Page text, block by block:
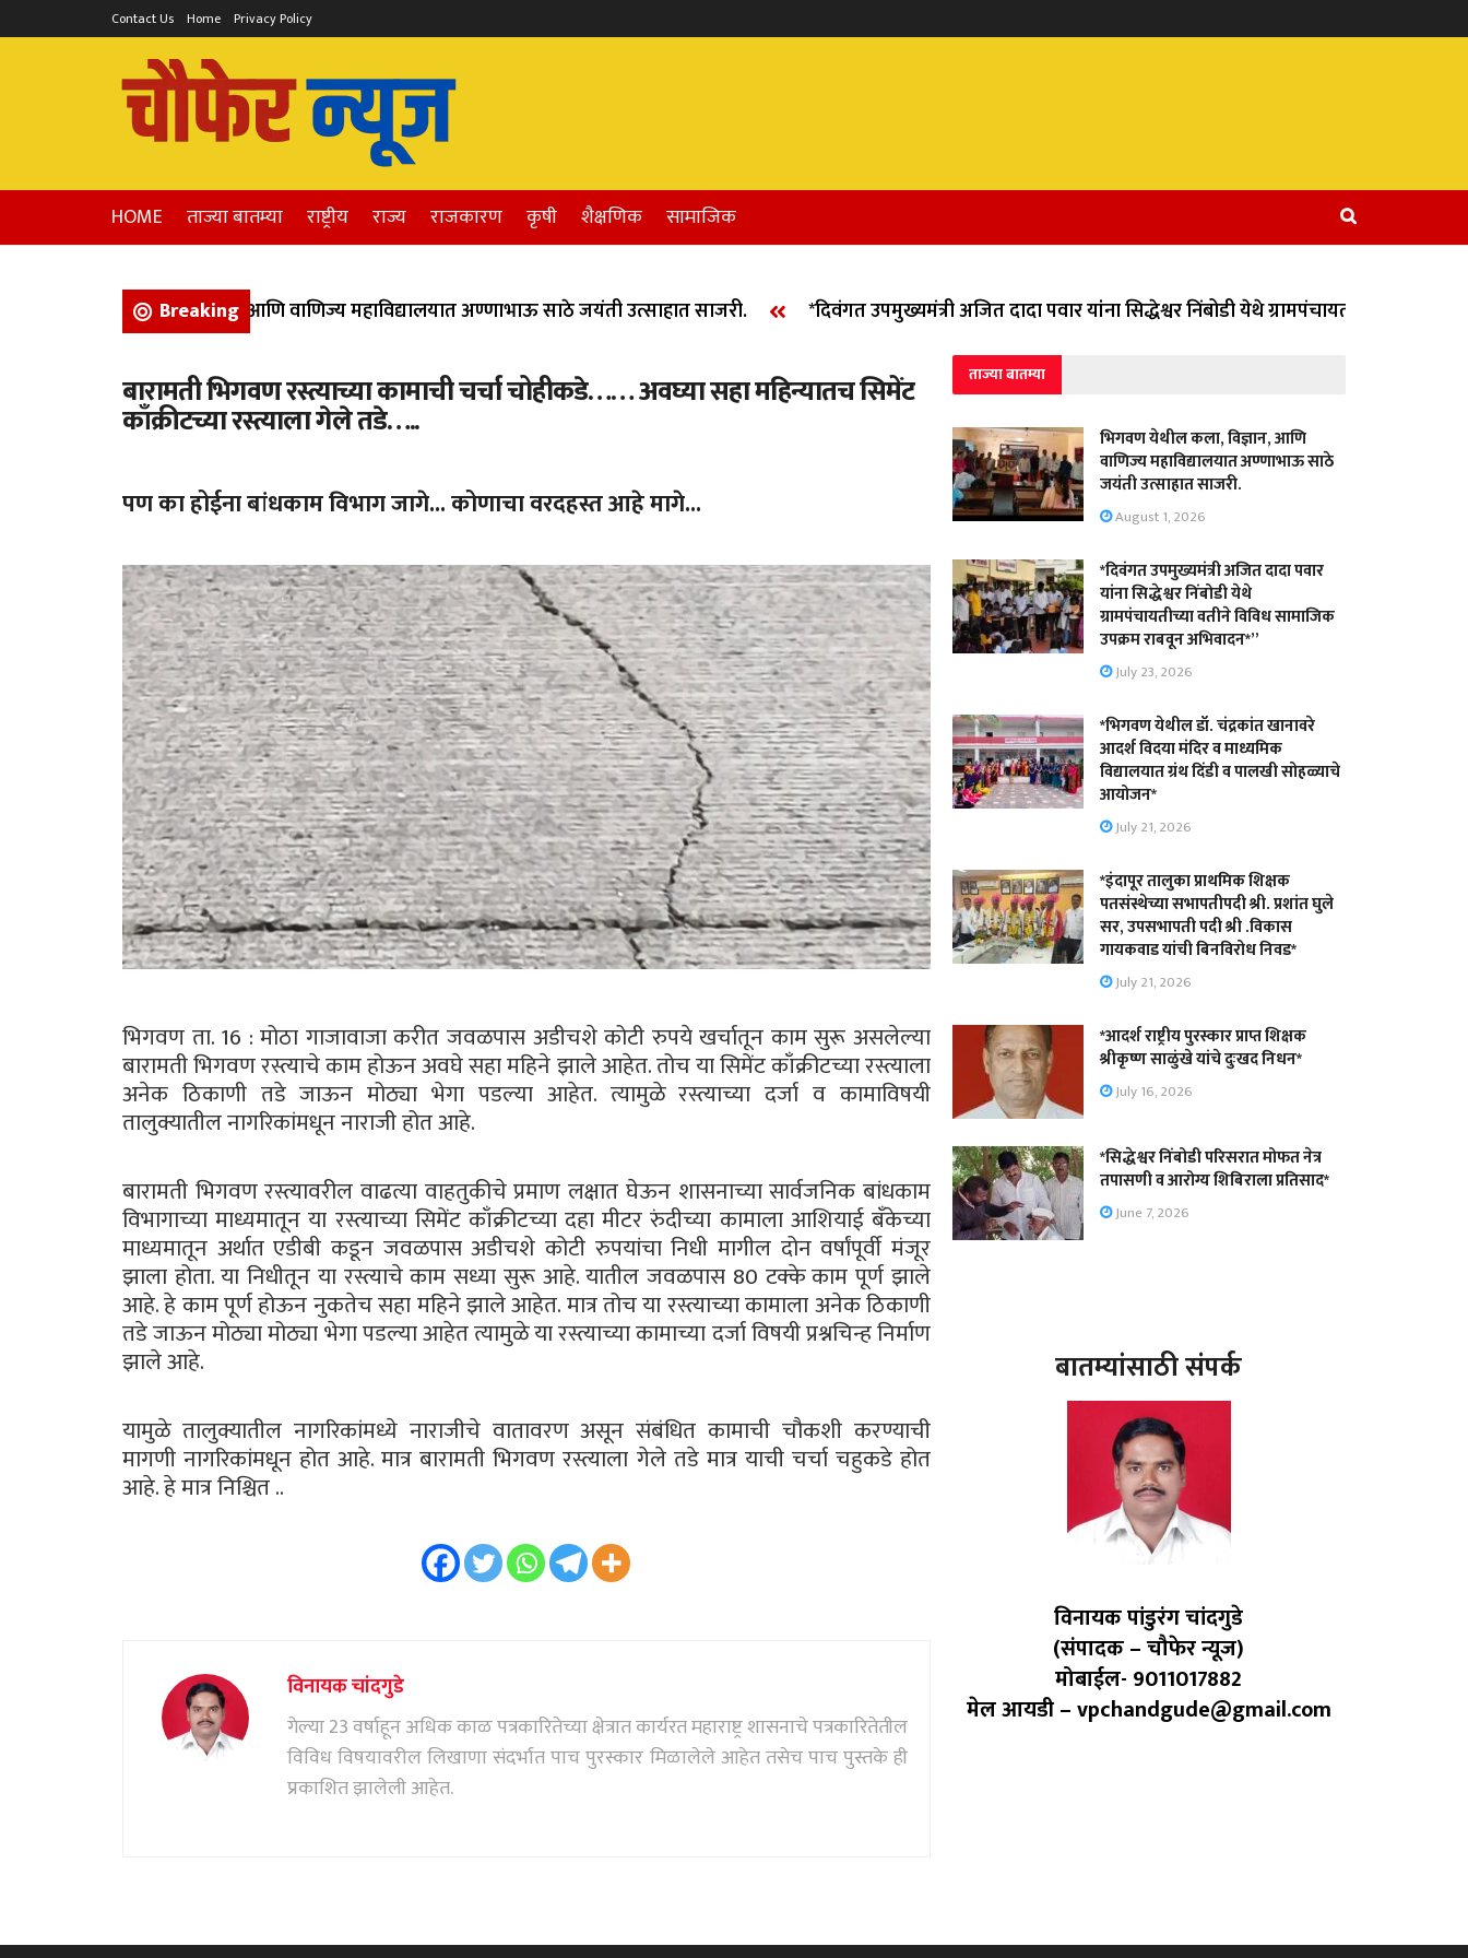
Contact Us Home Privacy Policy
HOME ताज्या बातम्या राष्ट्रीय राज्य राजकारण कृषी शैक्षणिक सामाजिक
Breaking
भिगवण येथील कला, विज्ञान, आणि वाणिज्य महाविद्यालयात अण्णाभाऊ साठे जयंती उत्साहात साजरी. *दिवंगत उपमुख्यमंत्री अजित दादा पवार यांना सिद्धेश्वर निंबोडी येथे ग्रामपंचायतीच्या वतीने
बारामती भिगवण रस्त्याच्या कामाची चर्चा चोहीकडे…… अवघ्या सहा महिन्यातच सिमेंट
काँक्रीटच्या रस्त्याला गेले तडे…..
पण का होईना बांधकाम विभाग जागे... कोणाचा वरदहस्त आहे मागे...
भिगवण ता. 16 : मोठा गाजावाजा करीत जवळपास अडीचशे कोटी रुपये खर्चातून काम सुरू असलेल्या
बारामती भिगवण रस्त्याचे काम होऊन अवघे सहा महिने झाले आहेत. तोच या सिमेंट काँक्रीटच्या रस्त्याला
अनेक ठिकाणी तडे जाऊन मोठ्या भेगा पडल्या आहेत. त्यामुळे रस्त्याच्या दर्जा व कामाविषयी
तालुक्यातील नागरिकांमधून नाराजी होत आहे.
बारामती भिगवण रस्त्यावरील वाढत्या वाहतुकीचे प्रमाण लक्षात घेऊन शासनाच्या सार्वजनिक बांधकाम
विभागाच्या माध्यमातून या रस्त्याच्या सिमेंट काँक्रीटच्या दहा मीटर रुंदीच्या कामाला आशियाई बँकेच्या
माध्यमातून अर्थात एडीबी कडून जवळपास अडीचशे कोटी रुपयांचा निधी मागील दोन वर्षांपूर्वी मंजूर
झाला होता. या निधीतून या रस्त्याचे काम सध्या सुरू आहे. यातील जवळपास 80 टक्के काम पूर्ण झाले
आहे. हे काम पूर्ण होऊन नुकतेच सहा महिने झाले आहेत. मात्र तोच या रस्त्याच्या कामाला अनेक ठिकाणी
तडे जाऊन मोठ्या मोठ्या भेगा पडल्या आहेत त्यामुळे या रस्त्याच्या कामाच्या दर्जा विषयी प्रश्नचिन्ह निर्माण
झाले आहे.
यामुळे तालुक्यातील नागरिकांमध्ये नाराजीचे वातावरण असून संबंधित कामाची चौकशी करण्याची
मागणी नागरिकांमधून होत आहे. मात्र बारामती भिगवण रस्त्याला गेले तडे मात्र याची चर्चा चहुकडे होत
आहे. हे मात्र निश्चित ..
विनायक चांदगुडे
गेल्या 23 वर्षाहून अधिक काळ पत्रकारितेच्या क्षेत्रात कार्यरत महाराष्ट्र शासनाचे पत्रकारितेतील
विविध विषयावरील लिखाणा संदर्भात पाच पुरस्कार मिळालेले आहेत तसेच पाच पुस्तके ही
प्रकाशित झालेली आहेत.
ताज्या बातम्या
भिगवण येथील कला, विज्ञान, आणि
वाणिज्य महाविद्यालयात अण्णाभाऊ साठे
जयंती उत्साहात साजरी.
August 1, 2026
*दिवंगत उपमुख्यमंत्री अजित दादा पवार
यांना सिद्धेश्वर निंबोडी येथे
ग्रामपंचायतीच्या वतीने विविध सामाजिक
उपक्रम राबवून अभिवादन*”
July 23, 2026
*भिगवण येथील डॉ. चंद्रकांत खानावरे
आदर्श विदया मंदिर व माध्यमिक
विद्यालयात ग्रंथ दिंडी व पालखी सोहळ्याचे
आयोजन*
July 21, 2026
*इंदापूर तालुका प्राथमिक शिक्षक
पतसंस्थेच्या सभापतीपदी श्री. प्रशांत घुले
सर, उपसभापती पदी श्री .विकास
गायकवाड यांची बिनविरोध निवड*
July 21, 2026
*आदर्श राष्ट्रीय पुरस्कार प्राप्त शिक्षक
श्रीकृष्ण साळुंखे यांचे दुःखद निधन*
July 16, 2026
*सिद्धेश्वर निंबोडी परिसरात मोफत नेत्र
तपासणी व आरोग्य शिबिराला प्रतिसाद*
June 7, 2026
बातम्यांसाठी संपर्क
विनायक पांडुरंग चांदगुडे
(संपादक – चौफेर न्यूज)
मोबाईल- 9011017882
मेल आयडी – vpchandgude@gmail.com